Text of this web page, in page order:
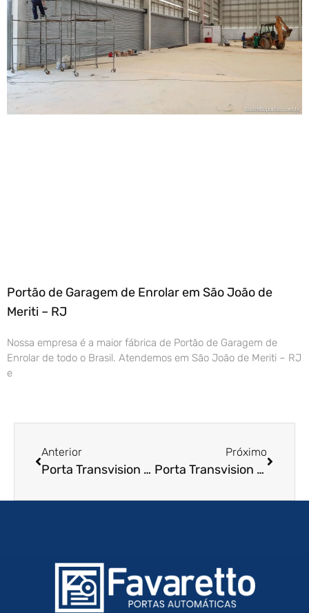
Portão de Garagem de Enrolar em São João de
Meriti – RJ
Nossa empresa é a maior fábrica de Portão de Garagem de
Enrolar de todo o Brasil. Atendemos em São João de Meriti – RJ
e
Anterior
Porta Transvision em São Gonçalo – RJ
Próximo
Porta Transvision em São Pedro da Aldeia – RJ